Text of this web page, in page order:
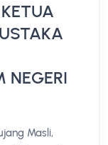
NEGERI
Masli,